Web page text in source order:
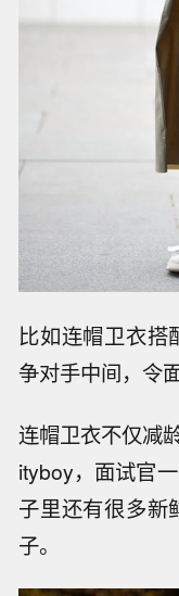
比如连帽卫衣搭
争对手中间，令
连帽卫衣不仅减
ityboy，面试官
子里还有很多新
子。